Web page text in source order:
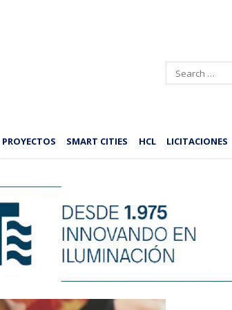
Search
PROYECTOS SMART CITIES HCL LICITACIONES